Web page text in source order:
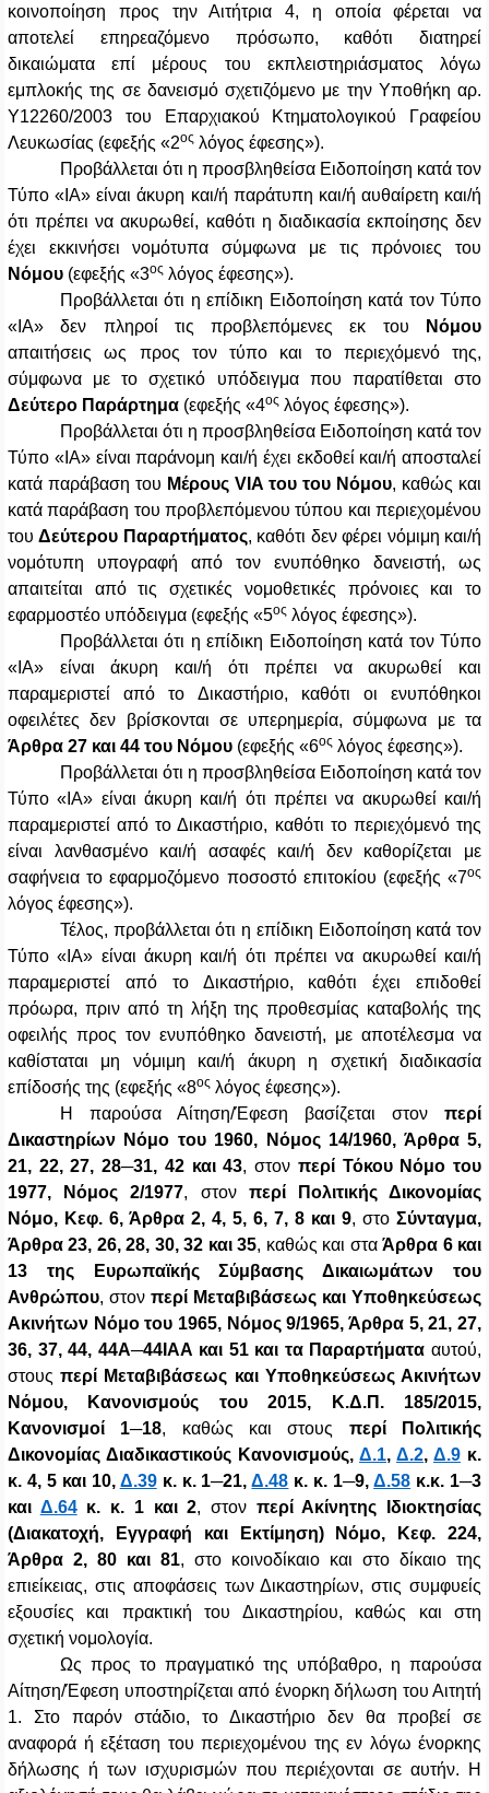
κοινοποίηση προς την Αιτήτρια 4, η οποία φέρεται να
αποτελεί επηρεαζόμενο πρόσωπο, καθότι διατηρεί
δικαιώματα επί μέρους του εκπλειστηριάσματος λόγω
εμπλοκής της σε δανεισμό σχετιζόμενο με την Υποθήκη αρ.
Υ12260/2003 του Επαρχιακού Κτηματολογικού Γραφείου
Λευκωσίας (εφεξής «2ος λόγος έφεσης»).
Προβάλλεται ότι η προσβληθείσα Ειδοποίηση κατά τον
Τύπο «ΙΑ» είναι άκυρη και/ή παράτυπη και/ή αυθαίρετη και/ή
ότι πρέπει να ακυρωθεί, καθότι η διαδικασία εκποίησης δεν
έχει εκκινήσει νομότυπα σύμφωνα με τις πρόνοιες του
Νόμου (εφεξής «3ος λόγος έφεσης»).
Προβάλλεται ότι η επίδικη Ειδοποίηση κατά τον Τύπο
«ΙΑ» δεν πληροί τις προβλεπόμενες εκ του
Νόμου
απαιτήσεις ως προς τον τύπο και το περιεχόμενό της,
σύμφωνα με το σχετικό υπόδειγμα που παρατίθεται στο
Δεύτερο Παράρτημα (εφεξής «4ος λόγος έφεσης»).
Προβάλλεται ότι η προσβληθείσα Ειδοποίηση κατά τον
Τύπο «ΙΑ» είναι παράνομη και/ή έχει εκδοθεί και/ή αποσταλεί
κατά παράβαση του Μέρους VIA του του Νόμου, καθώς και
κατά παράβαση του προβλεπόμενου τύπου και περιεχομένου
τουΔεύτερου Παραρτήματος, καθότι δεν φέρει νόμιμη και/ή
νομότυπη υπογραφή από τον ενυπόθηκο δανειστή, ως
απαιτείται από τις σχετικές νομοθετικές πρόνοιες και το
εφαρμοστέο υπόδειγμα (εφεξής «5ος λόγος έφεσης»).
Προβάλλεται ότι η επίδικη Ειδοποίηση κατά τον Τύπο
«ΙΑ» είναι άκυρη και/ή ότι πρέπει να ακυρωθεί και
παραμεριστεί από το Δικαστήριο, καθότι οι ενυπόθηκοι
οφειλέτες δεν βρίσκονται σε υπερημερία, σύμφωνα με τα
Άρθρα 27 και 44 του Νόμου (εφεξής «6ος λόγος έφεσης»).
Προβάλλεται ότι η προσβληθείσα Ειδοποίηση κατά τον
Τύπο «ΙΑ» είναι άκυρη και/ή ότι πρέπει να ακυρωθεί και/ή
παραμεριστεί από το Δικαστήριο, καθότι το περιεχόμενό της
είναι λανθασμένο και/ή ασαφές και/ή δεν καθορίζεται με
σαφήνεια το εφαρμοζόμενο ποσοστό επιτοκίου (εφεξής «7ος
λόγος έφεσης»).
Τέλος, προβάλλεται ότι η επίδικη Ειδοποίηση κατά τον
Τύπο «ΙΑ» είναι άκυρη και/ή ότι πρέπει να ακυρωθεί και/ή
παραμεριστεί από το Δικαστήριο, καθότι έχει επιδοθεί
πρόωρα, πριν από τη λήξη της προθεσμίας καταβολής της
οφειλής προς τον ενυπόθηκο δανειστή, με αποτέλεσμα να
καθίσταται μη νόμιμη και/ή άκυρη η σχετική διαδικασία
επίδοσής της (εφεξής «8ος λόγος έφεσης»).
Η παρούσα Αίτηση/Έφεση βασίζεται στον περί
Δικαστηρίων Νόμο του 1960, Νόμος 14/1960, Άρθρα 5,
21, 22, 27, 28─31, 42 και 43, στον περί Τόκου Νόμο του
1977, Νόμος 2/1977, στον περί Πολιτικής Δικονομίας
Νόμο, Κεφ. 6, Άρθρα 2, 4, 5, 6, 7, 8 και 9, στο Σύνταγμα,
Άρθρα 23, 26, 28, 30, 32 και 35, καθώς και σταΆρθρα 6 και
13 της Ευρωπαϊκής Σύμβασης Δικαιωμάτων του
Ανθρώπου, στον περί Μεταβιβάσεως και Υποθηκεύσεως
Ακινήτων Νόμο του 1965, Νόμος 9/1965, Άρθρα 5, 21, 27,
36, 37, 44, 44Α─44ΙΑΑ και 51 και τα Παραρτήματα αυτού,
στουςπερί Μεταβιβάσεως και Υποθηκεύσεως Ακινήτων
Νόμου, Κανονισμούς του 2015, Κ.Δ.Π. 185/2015,
Κανονισμοί 1─18, καθώς και στους περί Πολιτικής
Δικονομίας Διαδικαστικούς Κανονισμούς, Δ.1, Δ.2, Δ.9 κ.
κ. 4, 5 και 10, Δ.39κ. κ. 1─21,Δ.48 κ. κ. 1─9,Δ.58 κ.κ. 1─3
και Δ.64κ. κ. 1 και 2, στον περί Ακίνητης Ιδιοκτησίας
(Διακατοχή, Εγγραφή και Εκτίμηση) Νόμο, Κεφ. 224,
Άρθρα 2, 80 και 81, στο κοινοδίκαιο και στο δίκαιο της
επιείκειας, στις αποφάσεις των Δικαστηρίων, στις συμφυείς
εξουσίες και πρακτική του Δικαστηρίου, καθώς και στη
σχετική νομολογία.
Ως προς το πραγματικό της υπόβαθρο, η παρούσα
Αίτηση/Έφεση υποστηρίζεται από ένορκη δήλωση του Αιτητή
1. Στο παρόν στάδιο, το Δικαστήριο δεν θα προβεί σε
αναφορά ή εξέταση του περιεχομένου της εν λόγω ένορκης
δήλωσης ή των ισχυρισμών που περιέχονται σε αυτήν. Η